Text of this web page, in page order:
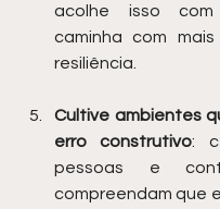
acolhe isso com
caminha com
resiliência.
Cultive ambientes
erro construtivo:
pessoas e
compreendam que